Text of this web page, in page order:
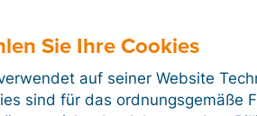
PDF
Sie Ihre Cookies
auf seiner Website
sind für das ordnungsgemäße